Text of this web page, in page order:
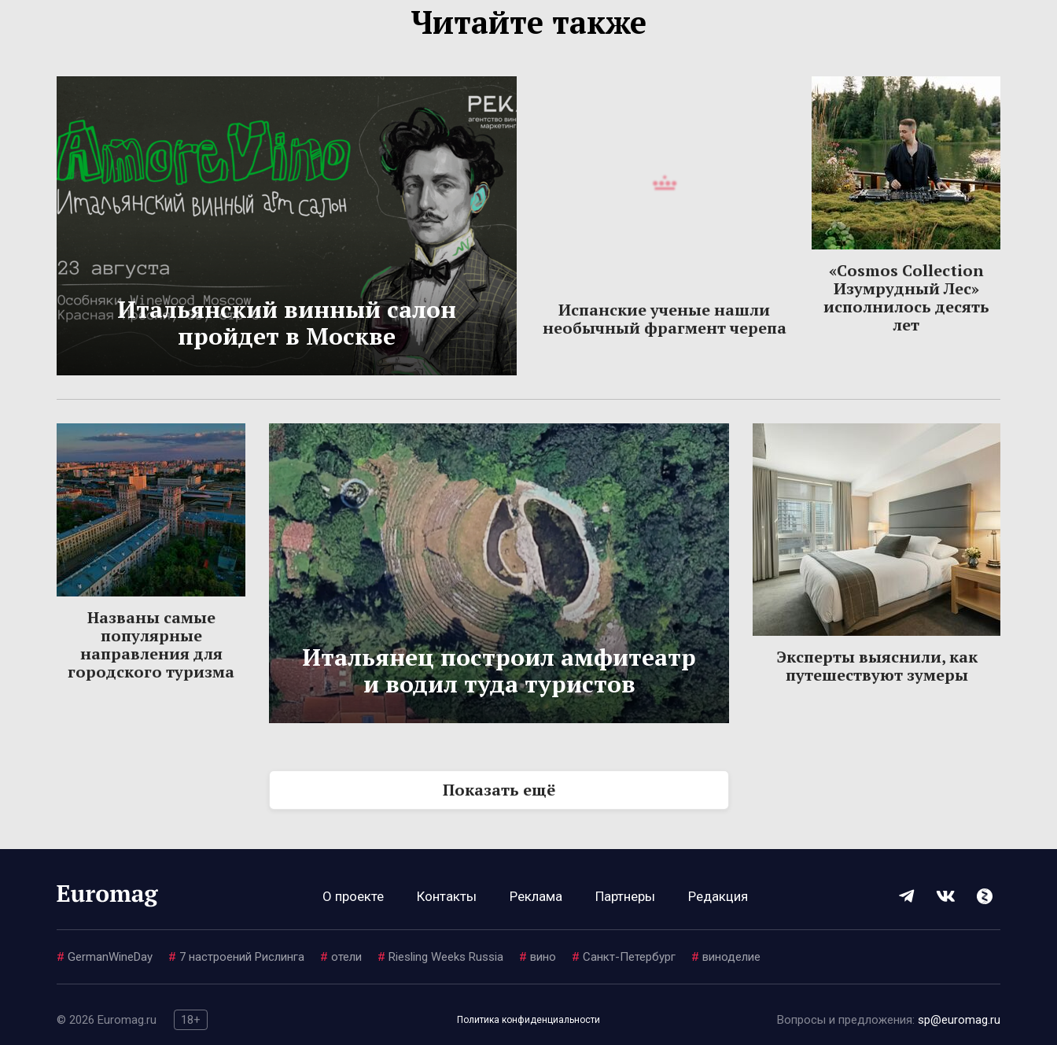
Читайте также
Итальянский винный салон
пройдет в Москве
Испанские ученые нашли
необычный фрагмент черепа
«Cosmos Collection
Изумрудный Лес»
исполнилось десять
лет
Названы самые
популярные
направления для
городского туризма
Итальянец построил амфитеатр
и водил туда туристов
Эксперты выяснили, как
путешествуют зумеры
Показать ещё
О проекте Контакты Реклама Партнеры Редакция
# GermanWineDay # 7 настроений Рислинга # отели # Riesling Weeks Russia # вино # Санкт-Петербург # виноделие
© 2026 Euromag.ru 18+ Политика конфиденциальности Вопросы и предложения: sp@euromag.ru